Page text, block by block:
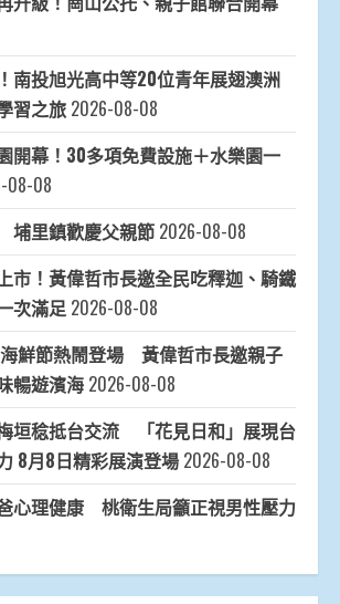
南投旭光高中等20位青年展翅澳洲
習之旅 2026-08-08
開幕！30多項免費設施＋水樂園一
08-08
里鎮歡慶父親節 2026-08-08
市！黃偉哲市長邀全民吃釋迦、騎鐵
次滿足 2026-08-08
鮮節熱鬧登場 黃偉哲市長邀親子
暢遊濱海 2026-08-08
垣稔抵台交流 「花見日和」展現台
8月8日精彩展演登場 2026-08-08
心理健康 桃衛生局籲正視男性壓力